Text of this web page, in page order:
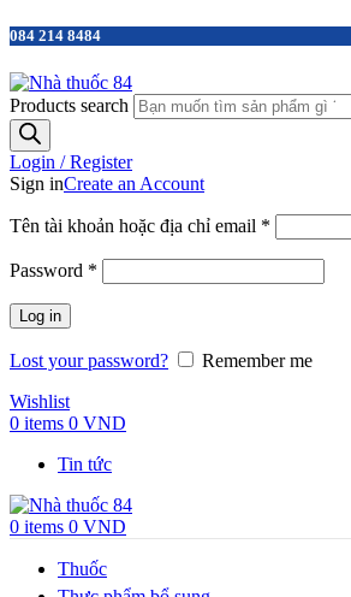
084 214 8484
Products search
Login / Register
Sign inCreate an Account
Tên tài khoản hoặc địa chỉ email *
Password *
Log in
Lost your password?
Remember me
Wishlist
0 items 0 VND
Tin tức
0 items 0 VND
Thuốc